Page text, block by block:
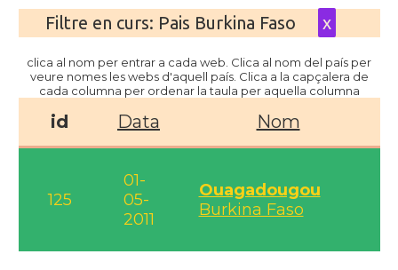
Filtre en curs: Pais Burkina Faso x
clica al nom per entrar a cada web. Clica al nom del país per
veure nomes les webs d'aquell país. Clica a la capçalera de
cada columna per ordenar la taula per aquella columna
id Data Nom
125
01-
05-
2011
Ouagadougou
Burkina Faso